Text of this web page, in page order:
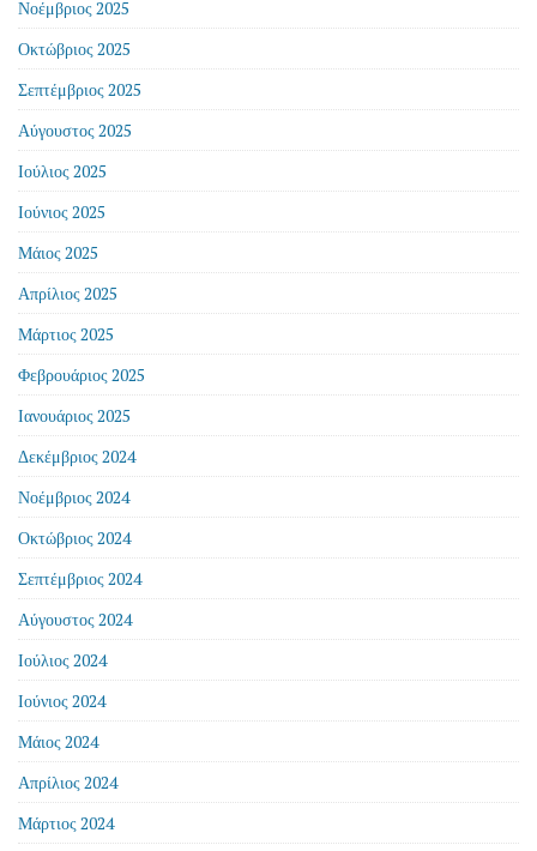
Νοέμβριος 2025
Οκτώβριος 2025
Σεπτέμβριος 2025
Αύγουστος 2025
Ιούλιος 2025
Ιούνιος 2025
Μάιος 2025
Απρίλιος 2025
Μάρτιος 2025
Φεβρουάριος 2025
Ιανουάριος 2025
Δεκέμβριος 2024
Νοέμβριος 2024
Οκτώβριος 2024
Σεπτέμβριος 2024
Αύγουστος 2024
Ιούλιος 2024
Ιούνιος 2024
Μάιος 2024
Απρίλιος 2024
Μάρτιος 2024